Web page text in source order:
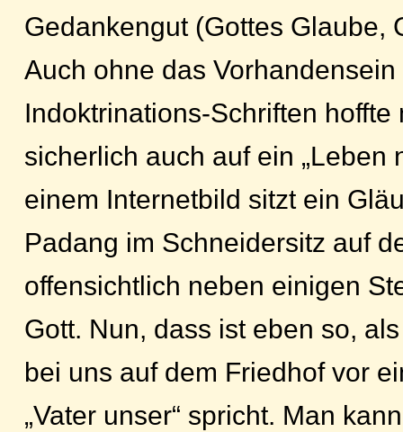
Gedankengut (Gottes Glaube,
Auch ohne das
Indoktrinations-Schriften
sicherlich auch auf ein „Leben
einem Internetbild sitzt ein
Padang im Schneidersitz auf
offensichtlich neben einigen
Gott. Nun, dass ist eben so,
bei uns auf dem Friedhof vor
„Vater unser“ spricht. Man